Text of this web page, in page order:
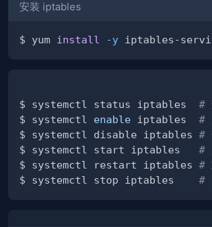
安装 iptables
$ yum install -y
$ systemctl status iptables #
$ systemctl enable iptables #
$ systemctl disable iptables #
$ systemctl start iptables #
$ systemctl restart iptables #
$ systemctl stop iptables #